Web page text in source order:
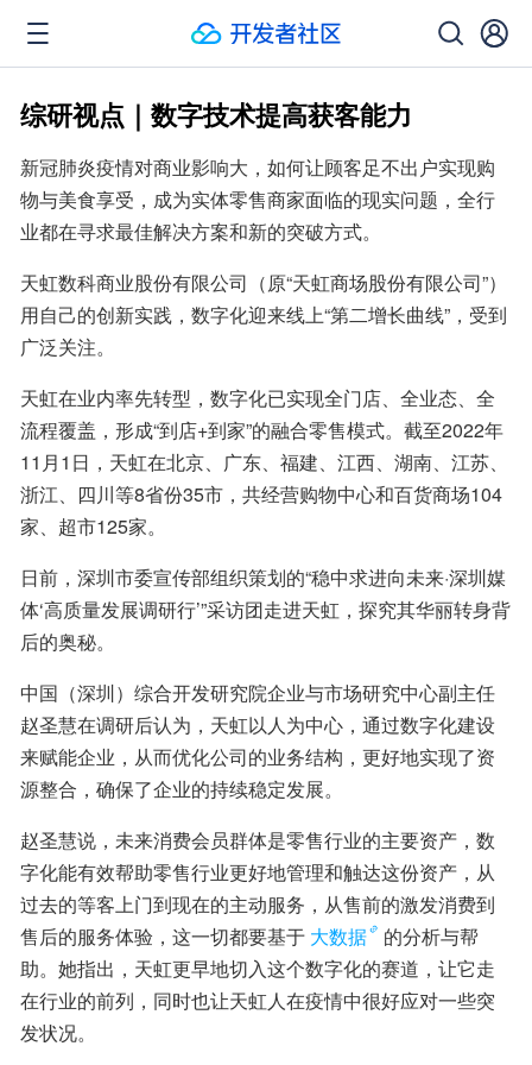
综研视点｜数字技术提高获客能力
新冠肺炎疫情对商业影响大，如何让顾客足不出户实现购
物与美食享受，成为实体零售商家面临的现实问题，全行
业都在寻求最佳解决方案和新的突破方式。
天虹数科商业股份有限公司（原“天虹商场股份有限公司”）
用自己的创新实践，数字化迎来线上“第二增长曲线”，受到
广泛关注。
天虹在业内率先转型，数字化已实现全门店、全业态、全
流程覆盖，形成“到店+到家”的融合零售模式。截至2022年
11月1日，天虹在北京、广东、福建、江西、湖南、江苏、
浙江、四川等8省份35市，共经营购物中心和百货商场104
家、超市125家。
日前，深圳市委宣传部组织策划的“稳中求进向未来·深圳媒
体‘高质量发展调研行’”采访团走进天虹，探究其华丽转身背
后的奥秘。
中国（深圳）综合开发研究院企业与市场研究中心副主任
赵圣慧在调研后认为，天虹以人为中心，通过数字化建设
来赋能企业，从而优化公司的业务结构，更好地实现了资
源整合，确保了企业的持续稳定发展。
赵圣慧说，未来消费会员群体是零售行业的主要资产，数
字化能有效帮助零售行业更好地管理和触达这份资产，从
过去的等客上门到现在的主动服务，从售前的激发消费到
售后的服务体验，这一切都要基于 大数据
的分析与帮
助。她指出，天虹更早地切入这个数字化的赛道，让它走
在行业的前列，同时也让天虹人在疫情中很好应对一些突
发状况。